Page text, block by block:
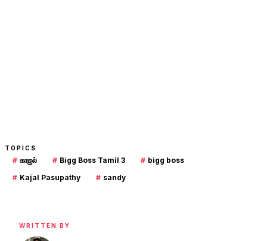
TOPICS
# காஜல் # Bigg Boss Tamil 3 # bigg boss
# Kajal Pasupathy # sandy
WRITTEN BY